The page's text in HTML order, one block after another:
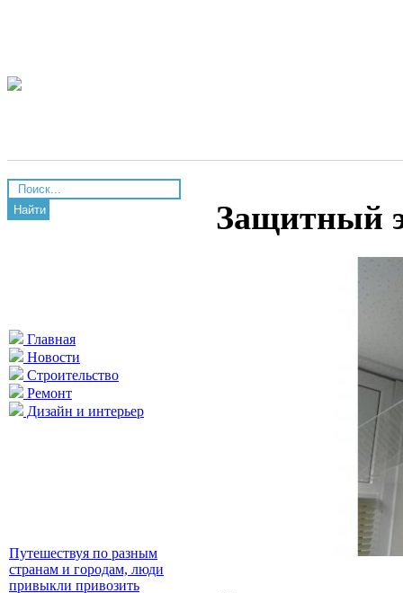
Найти
Главная
Новости
Строительство
Ремонт
Дизайн и интерьер
Путешествуя по разным
странам и городам, люди
привыкли привозить
Защитный